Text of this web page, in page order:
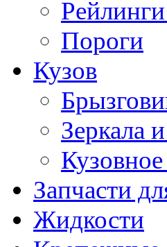
Пороги
Кузов
Зеркала
Запчасти
Жидкости